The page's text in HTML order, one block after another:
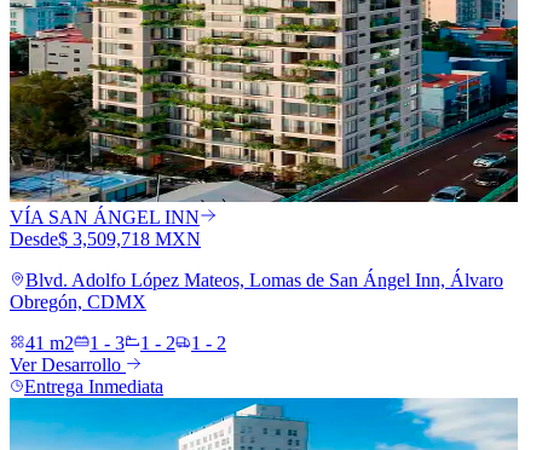
VÍA SAN ÁNGEL INN
Desde$ 3,509,718 MXN
Blvd. Adolfo López Mateos, Lomas de San Ángel Inn, Álvaro
Obregón, CDMX
41 m2
1 - 3 1 - 2
1 - 2
Ver Desarrollo
Entrega Inmediata